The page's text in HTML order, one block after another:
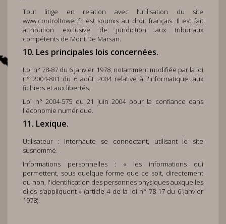
Tout litige en relation avec l’utilisation du site
www.controltower.fr est soumis au droit français. Il est fait
attribution exclusive de juridiction aux tribunaux
compétents de Mont De Marsan.
10. Les principales lois concernées.
Loi n° 78-87 du 6 janvier 1978, notamment modifiée par la loi
n° 2004-801 du 6 août 2004 relative à l'informatique, aux
fichiers et aux libertés.
Loi n° 2004-575 du 21 juin 2004 pour la confiance dans
l'économie numérique.
11. Lexique.
Utilisateur : Internaute se connectant, utilisant le site
susnommé.
Informations personnelles : « les informations qui
permettent, sous quelque forme que ce soit, directement
ou non, l'identification des personnes physiques auxquelles
elles s'appliquent » (article 4 de la loi n° 78-17 du 6 janvier
1978).